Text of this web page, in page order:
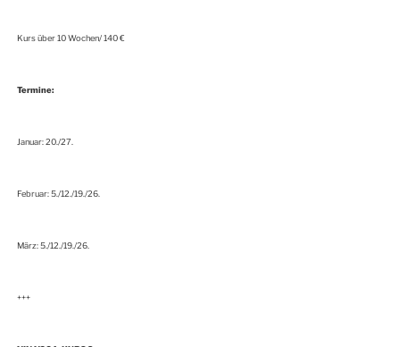
Kurs über 10 Wochen/ 140 €
Termine:
Januar: 20./27.
Februar: 5./12./19./26.
März: 5./12./19./26.
+++